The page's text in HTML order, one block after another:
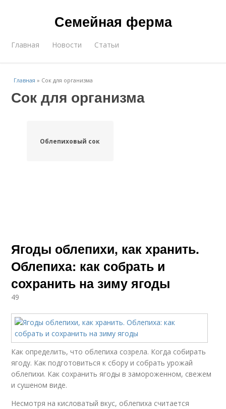
Семейная ферма
Главная Новости Статьи
Главная » Сок для организма
Сок для организма
Облепиховый сок
Ягоды облепихи, как хранить.
Облепиха: как собрать и
сохранить на зиму ягоды
49
Как определить, что облепиха созрела. Когда собирать
ягоду. Как подготовиться к сбору и собрать урожай
облепихи. Как сохранить ягоды в замороженном, свежем
и сушеном виде.
Несмотря на кисловатый вкус, облепиха считается